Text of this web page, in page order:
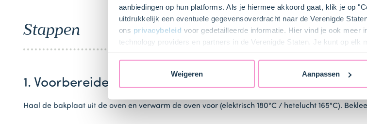
aanbiedingen op hun platforms. Als je hiermee akkoord gaat, klik je op
uitdrukkelijk een eventuele gegevensoverdracht naar de Verenigde
ons privacybeleid voor gedetailleerde informatie. Hier vind je ook meer
technology providers en partners in de Verenigde Staten. Je kunt op elk
Weigeren Aanpassen
Stappen
1. Voorbereiden
Haal de bakplaat uit de oven en verwarm de oven voor (elektrisch 180°C / hetelucht 165°C).